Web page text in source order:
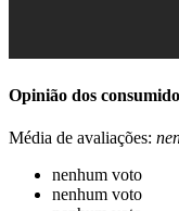
Opinião dos
Média de avaliações:
nenhum voto
nenhum voto